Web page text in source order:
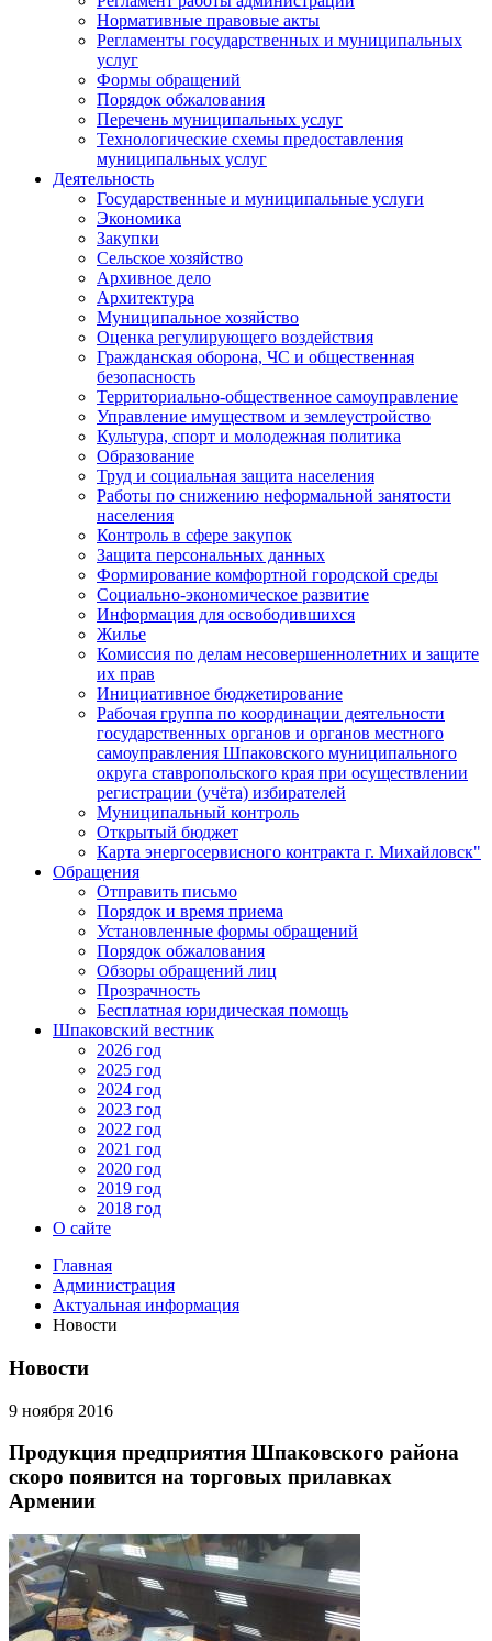
Нормативные правовые акты
Регламенты государственных и муниципальных
услуг
Формы обращений
Порядок обжалования
Перечень муниципальных услуг
Технологические схемы предоставления
муниципальных услуг
Деятельность
Государственные и муниципальные услуги
Экономика
Закупки
Сельское хозяйство
Архивное дело
Архитектура
Муниципальное хозяйство
Оценка регулирующего воздействия
Гражданская оборона, ЧС и общественная
безопасность
Территориально-общественное самоуправление
Управление имуществом и землеустройство
Культура, спорт и молодежная политика
Образование
Труд и социальная защита населения
Работы по снижению неформальной занятости
населения
Контроль в сфере закупок
Защита персональных данных
Формирование комфортной городской среды
Социально-экономическое развитие
Информация для освободившихся
Жилье
Комиссия по делам несовершеннолетних и защите
их прав
Инициативное бюджетирование
Рабочая группа по координации деятельности
государственных органов и органов местного
самоуправления Шпаковского муниципального
округа ставропольского края при осуществлении
регистрации (учёта) избирателей
Муниципальный контроль
Открытый бюджет
Карта энергосервисного контракта г. Михайловск"
Обращения
Отправить письмо
Порядок и время приема
Установленные формы обращений
Порядок обжалования
Обзоры обращений лиц
Прозрачность
Бесплатная юридическая помощь
Шпаковский вестник
2026 год
2025 год
2024 год
2023 год
2022 год
2021 год
2020 год
2019 год
2018 год
О сайте
Главная
Администрация
Актуальная информация
Новости
Новости
9 ноября 2016
Продукция предприятия Шпаковского района
скоро появится на торговых прилавках
Армении